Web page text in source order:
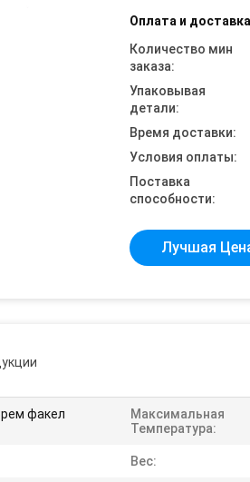
Оплата и
Количество мин
заказа:
Упаковывая
детали:
Время доставки:
Условия оплаты:
Поставка
способности:
Лучшая
факел
Максимальная
Температура:
Вес: